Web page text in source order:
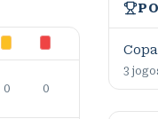
0 0
3